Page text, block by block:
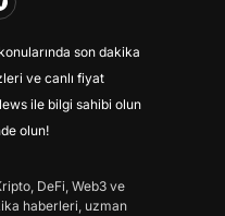
son dakika
ve canlı fiyat
ile bilgi sahibi olun
olun!
DeFi, Web3 ve
haberleri, uzman